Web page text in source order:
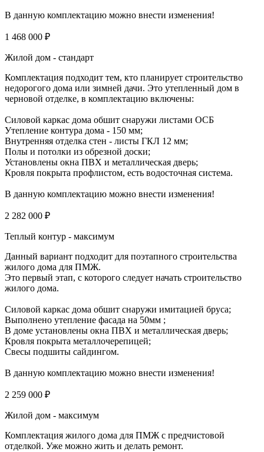
В данную комплектацию можно внести изменения!
1 468 000 ₽
Жилой дом - стандарт
Комплектация подходит тем, кто планирует строительство
недорогого дома или зимней дачи. Это утепленный дом в
черновой отделке, в комплектацию включены:
Силовой каркас дома обшит снаружи листами ОСБ
Утепление контура дома - 150 мм;
Внутренняя отделка стен - листы ГКЛ 12 мм;
Полы и потолки из обрезной доски;
Установлены окна ПВХ и металлическая дверь;
Кровля покрыта профлистом, есть водосточная система.
В данную комплектацию можно внести изменения!
2 282 000 ₽
Теплый контур - максимум
Данный вариант подходит для поэтапного строительства
жилого дома для ПМЖ.
Это первый этап, с которого следует начать строительство
жилого дома.
Силовой каркас дома обшит снаружи имитацией бруса;
Выполнено утепление фасада на 50мм ;
В доме установлены окна ПВХ и металлическая дверь;
Кровля покрыта металлочерепицей;
Свесы подшиты сайдингом.
В данную комплектацию можно внести изменения!
2 259 000 ₽
Жилой дом - максимум
Комплектация жилого дома для ПМЖ с предчистовой
отделкой. Уже можно жить и делать ремонт.